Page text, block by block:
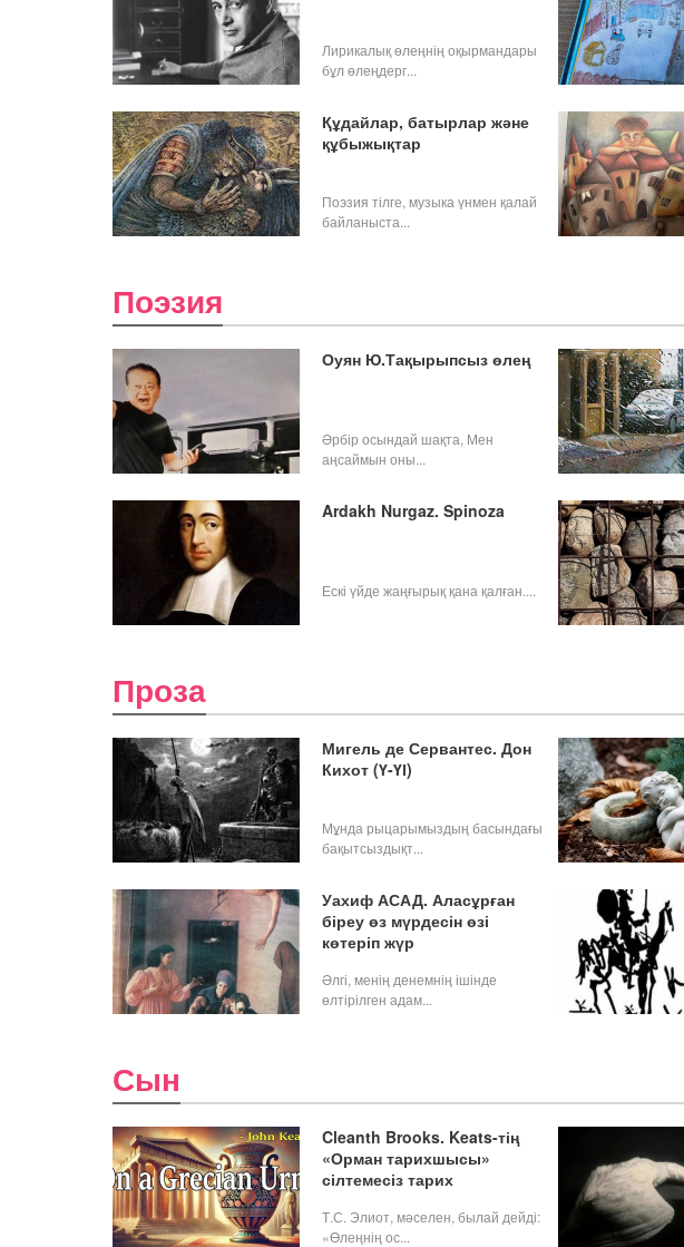
Лирикалық өлеңнің оқырмандары
бұл өлеңдерг...
Құдайлар, батырлар және
құбыжықтар
Поэзия тілге, музыка үнмен қалай
байланыста...
Поэзия
Оуян Ю.Тақырыпсыз өлең
Әрбір осындай шақта, Мен
аңсаймын оны...
Ardakh Nurgaz. Spinoza
Ескі үйде жаңғырық қана қалған....
Проза
Мигель де Сервантес. Дон
Кихот (Ү-ҮІ)
Мұнда рыцарымыздың басындағы
бақытсыздықт...
Уахиф АСАД. Аласұрған
біреу өз мүрдесін өзі
көтеріп жүр
Əлгі, менің денемнің ішінде
өлтірілген адам...
Сын
Cleanth Brooks. Keats-тің
«Орман тарихшысы»
сілтемесіз тарих
Т.С. Элиот, мәселен, былай дейді:
«Өлеңнің ос...